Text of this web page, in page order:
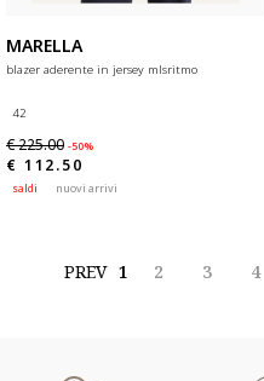
MARELLA
blazer aderente in jersey mlsritmo
42
€ 225.00 -50%
€ 112.50
saldi nuovi arrivi
PREV 1 2 3 4